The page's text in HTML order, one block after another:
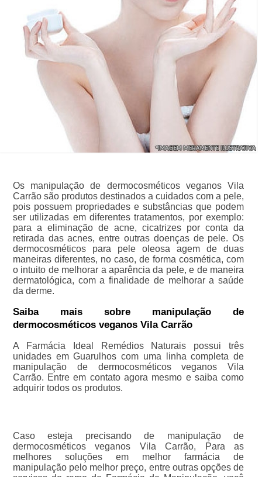
Os manipulação de dermocosméticos veganos Vila
Carrão são produtos destinados a cuidados com a pele,
pois possuem propriedades e substâncias que podem
ser utilizadas em diferentes tratamentos, por exemplo:
para a eliminação de acne, cicatrizes por conta da
retirada das acnes, entre outras doenças de pele. Os
dermocosméticos para pele oleosa agem de duas
maneiras diferentes, no caso, de forma cosmética, com
o intuito de melhorar a aparência da pele, e de maneira
dermatológica, com a finalidade de melhorar a saúde
da derme.
Saiba mais sobre manipulação de
dermocosméticos veganos Vila Carrão
A Farmácia Ideal Remédios Naturais possui três
unidades em Guarulhos com uma linha completa de
manipulação de dermocosméticos veganos Vila
Carrão. Entre em contato agora mesmo e saiba como
adquirir todos os produtos.
Caso esteja precisando de manipulação de
dermocosméticos veganos Vila Carrão, Para as
melhores soluções em melhor farmácia de
manipulação pelo melhor preço, entre outras opções de